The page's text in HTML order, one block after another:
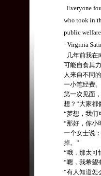
Everyone
who took in
public
- Virginia
几年前我在
可能自食其
人来自不同
一小笔经费。
第一次见面
想？ ”大家都
“梦想，我们
“那好，你小
一个女士说：
掉。 ”
“哦，那太可
“嗯，我希望
“有人知道怎